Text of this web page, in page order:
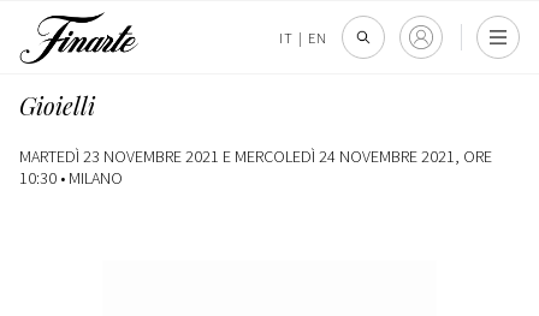
IT | EN
Gioielli
MARTEDÌ 23 NOVEMBRE 2021 E MERCOLEDÌ 24 NOVEMBRE 2021, ORE
10:30 • MILANO